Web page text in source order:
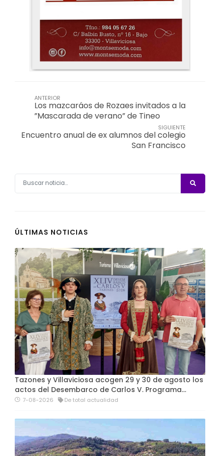
ANTERIOR
Los mazcaráos de Rozaes invitados a la
”Mascarada de verano” de Tineo
SIGUIENTE
Encuentro anual de ex alumnos del colegio
San Francisco
ÚLTIMAS NOTICIAS
Tazones y Villaviciosa acogen 29 y 30 de agosto los
actos del Desembarco de Carlos V. Programa…
7-08-2026 De total actualidad